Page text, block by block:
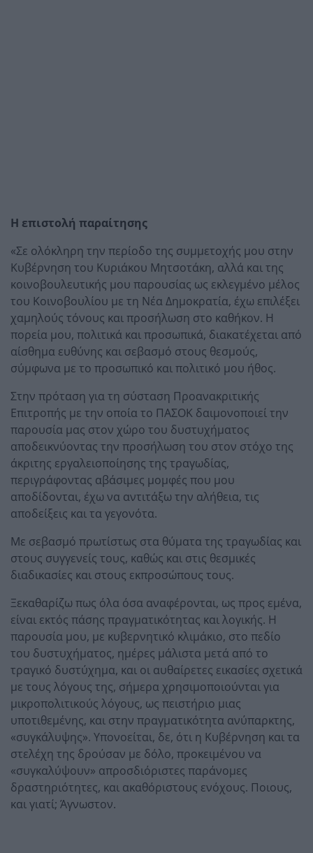
Η επιστολή παραίτησης
«Σε ολόκληρη την περίοδο της συμμετοχής μου στην
Κυβέρνηση του Κυριάκου Μητσοτάκη, αλλά και της
κοινοβουλευτικής μου παρουσίας ως εκλεγμένο μέλος
του Κοινοβουλίου με τη Νέα Δημοκρατία, έχω επιλέξει
χαμηλούς τόνους και προσήλωση στο καθήκον. Η
πορεία μου, πολιτικά και προσωπικά, διακατέχεται από
αίσθημα ευθύνης και σεβασμό στους θεσμούς,
σύμφωνα με το προσωπικό και πολιτικό μου ήθος.
Στην πρόταση για τη σύσταση Προανακριτικής
Επιτροπής με την οποία το ΠΑΣΟΚ δαιμονοποιεί την
παρουσία μας στον χώρο του δυστυχήματος
αποδεικνύοντας την προσήλωση του στον στόχο της
άκριτης εργαλειοποίησης της τραγωδίας,
περιγράφοντας αβάσιμες μομφές που μου
αποδίδονται, έχω να αντιτάξω την αλήθεια, τις
αποδείξεις και τα γεγονότα.
Με σεβασμό πρωτίστως στα θύματα της τραγωδίας και
στους συγγενείς τους, καθώς και στις θεσμικές
διαδικασίες και στους εκπροσώπους τους.
Ξεκαθαρίζω πως όλα όσα αναφέρονται, ως προς εμένα,
είναι εκτός πάσης πραγματικότητας και λογικής. Η
παρουσία μου, με κυβερνητικό κλιμάκιο, στο πεδίο
του δυστυχήματος, ημέρες μάλιστα μετά από το
τραγικό δυστύχημα, και οι αυθαίρετες εικασίες σχετικά
με τους λόγους της, σήμερα χρησιμοποιούνται για
μικροπολιτικούς λόγους, ως πειστήριο μιας
υποτιθεμένης, και στην πραγματικότητα ανύπαρκτης,
«συγκάλυψης». Υπονοείται, δε, ότι η Κυβέρνηση και τα
στελέχη της δρούσαν με δόλο, προκειμένου να
«συγκαλύψουν» απροσδιόριστες παράνομες
δραστηριότητες, και ακαθόριστους ενόχους. Ποιους,
και γιατί; Άγνωστον.